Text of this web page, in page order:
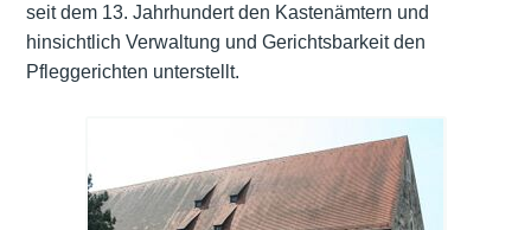
seit dem 13. Jahrhundert den Kastenämtern und
hinsichtlich Verwaltung und Gerichtsbarkeit den
Pfleggerichten unterstellt.